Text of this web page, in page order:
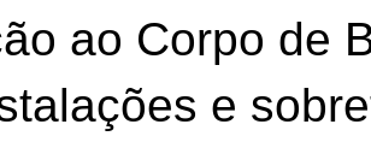
ao Corpo de
e